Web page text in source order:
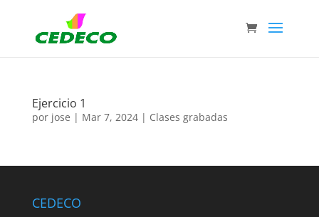
Ejercicio 1
por jose | Mar 7, 2024| Clases grabadas
CEDECO